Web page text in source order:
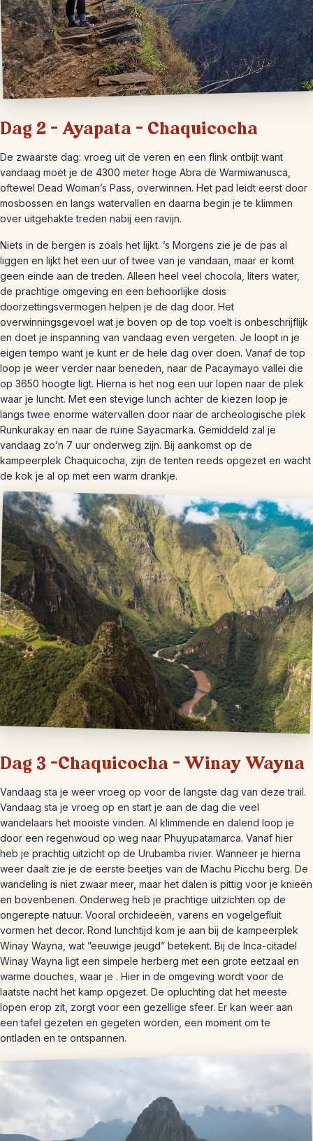
Dag 2 – Ayapata – Chaquicocha
De zwaarste dag: vroeg uit de veren en een flink ontbijt want
vandaag moet je de 4300 meter hoge Abra de Warmiwanusca,
oftewel Dead Woman’s Pass, overwinnen. Het pad leidt eerst door
mosbossen en langs watervallen en daarna begin je te klimmen
over uitgehakte treden nabij een ravijn.
Niets in de bergen is zoals het lijkt. ’s Morgens zie je de pas al
liggen en lijkt het een uur of twee van je vandaan, maar er komt
geen einde aan de treden. Alleen heel veel chocola, liters water,
de prachtige omgeving en een behoorlijke dosis
doorzettingsvermogen helpen je de dag door. Het
overwinningsgevoel wat je boven op de top voelt is onbeschrijflijk
en doet je inspanning van vandaag even vergeten. Je loopt in je
eigen tempo want je kunt er de hele dag over doen. Vanaf de top
loop je weer verder naar beneden, naar de Pacaymayo vallei die
op 3650 hoogte ligt. Hierna is het nog een uur lopen naar de plek
waar je luncht. Met een stevige lunch achter de kiezen loop je
langs twee enorme watervallen door naar de archeologische plek
Runkurakay en naar de ruïne Sayacmarka. Gemiddeld zal je
vandaag zo’n 7 uur onderweg zijn. Bij aankomst op de
kampeerplek Chaquicocha, zijn de tenten reeds opgezet en wacht
de kok je al op met een warm drankje.
Dag 3 –Chaquicocha – Winay Wayna
Vandaag sta je weer vroeg op voor de langste dag van deze trail.
Vandaag sta je vroeg op en start je aan de dag die veel
wandelaars het mooiste vinden. Al klimmende en dalend loop je
door een regenwoud op weg naar Phuyupatamarca. Vanaf hier
heb je prachtig uitzicht op de Urubamba rivier. Wanneer je hierna
weer daalt zie je de eerste beetjes van de Machu Picchu berg. De
wandeling is niet zwaar meer, maar het dalen is pittig voor je knieën
en bovenbenen. Onderweg heb je prachtige uitzichten op de
ongerepte natuur. Vooral orchideeën, varens en vogelgefluit
vormen het decor. Rond lunchtijd kom je aan bij de kampeerplek
Winay Wayna, wat ”eeuwige jeugd” betekent. Bij de Inca-citadel
Winay Wayna ligt een simpele herberg met een grote eetzaal en
warme douches, waar je . Hier in de omgeving wordt voor de
laatste nacht het kamp opgezet. De opluchting dat het meeste
lopen erop zit, zorgt voor een gezellige sfeer. Er kan weer aan
een tafel gezeten en gegeten worden, een moment om te
ontladen en te ontspannen.